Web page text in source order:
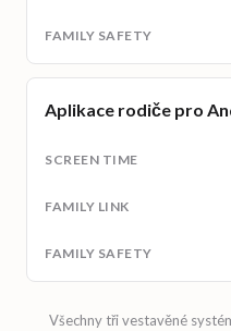
Aplikace rodiče pro
Všechny tři vestavěné